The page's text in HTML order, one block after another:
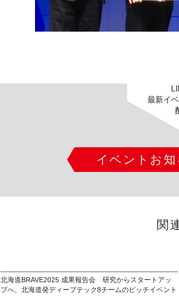
最新イ
イベントお
関
北海道BRAVE2025 成果報告会 研究からスタートアッ
プへ、北海道発ディープテック8チームのピッチイベント